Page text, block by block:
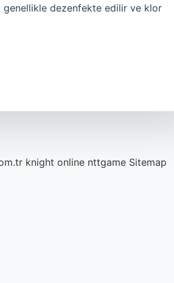
genellikle dezenfekte edilir ve klor
knight online nttgame Sitemap